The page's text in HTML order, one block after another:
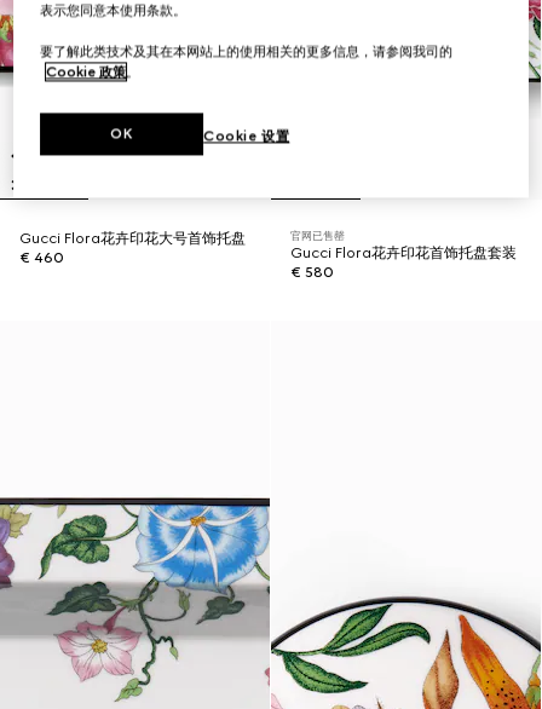
Gucci Flora花卉印花大号首饰托盘
€ 460
官网已售罄
Gucci Flora花卉印花首饰托盘套装
€ 580
表示您同意本使用条款。
要了解此类技术及其在本网站上的使用相关的更多信息，请参阅我司的
Cookie 政策。
Cookie 设置
OK